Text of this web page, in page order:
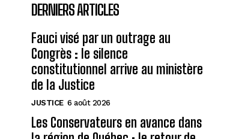
DERNIERS ARTICLES
Fauci visé par un outrage au
Congrès : le silence
constitutionnel arrive au ministère
de la Justice
JUSTICE 6 août 2026
Les Conservateurs en avance dans